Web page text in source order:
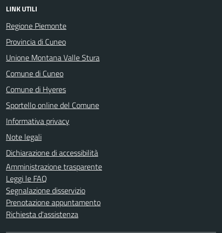
LINK UTILI
Regione Piemonte
Provincia di Cuneo
Unione Montana Valle Stura
Comune di Cuneo
Comune di Hyeres
Sportello online del Comune
Informativa privacy
Note legali
Dichiarazione di accessibilità
Amministrazione trasparente
Leggi le FAQ
Segnalazione disservizio
Prenotazione appuntamento
Richiesta d'assistenza